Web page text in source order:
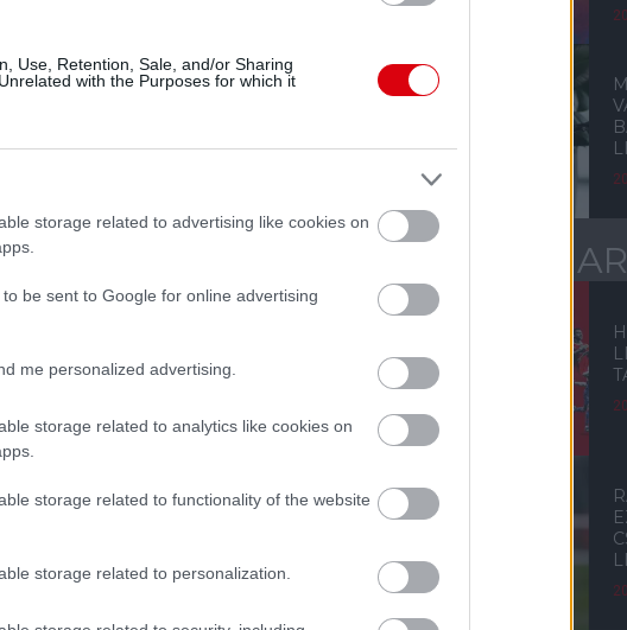
Use, Retention, Sale, and/or Sharing
with the Purposes for which it
storage related to advertising like cookies on
be sent to Google for online advertising
me personalized advertising.
storage related to analytics like cookies on
storage related to functionality of the website
storage related to personalization.
a nyomást az egyenlítés
miután Jordan Siebatcheu
most pedig fontos, hogy a
JESSE